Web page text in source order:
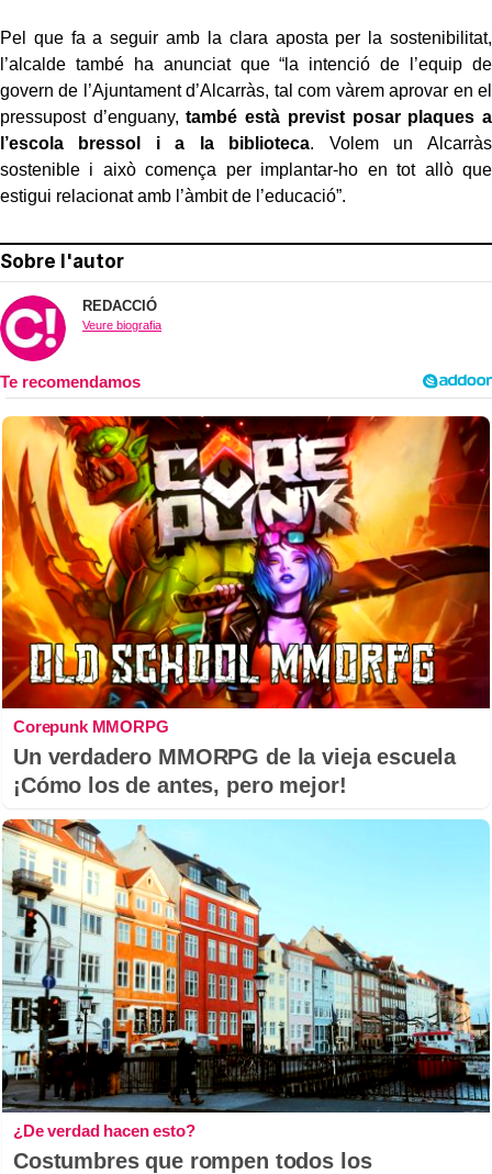
Pel que fa a seguir amb la clara aposta per la sostenibilitat,
l’alcalde també ha anunciat que “la intenció de l’equip de
govern de l’Ajuntament d’Alcarràs, tal com vàrem aprovar en el
pressupost d’enguany,també està previst posar plaques a
l’escola bressol i a la biblioteca. Volem un Alcarràs
sostenible i això comença per implantar-ho en tot allò que
estigui relacionat amb l’àmbit de l’educació”.
Sobre l'autor
REDACCIÓ
Veure biografia
Corepunk MMORPG
Un verdadero MMORPG de la vieja escuela
¡Cómo los de antes, pero mejor!
¿De verdad hacen esto?
Costumbres que rompen todos los